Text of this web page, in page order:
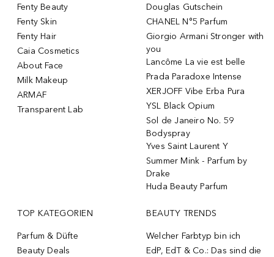
Fenty Beauty
Fenty Skin
Fenty Hair
Caia Cosmetics
About Face
Milk Makeup
ARMAF
Transparent Lab
Douglas Gutschein
CHANEL N°5 Parfum
Giorgio Armani Stronger with
you
Lancôme La vie est belle
Prada Paradoxe Intense
XERJOFF Vibe Erba Pura
YSL Black Opium
Sol de Janeiro No. 59
Bodyspray
Yves Saint Laurent Y
Summer Mink - Parfum by
Drake
Huda Beauty Parfum
TOP KATEGORIEN
Parfum & Düfte
Beauty Deals
BEAUTY TRENDS
Welcher Farbtyp bin ich
EdP, EdT & Co.: Das sind die